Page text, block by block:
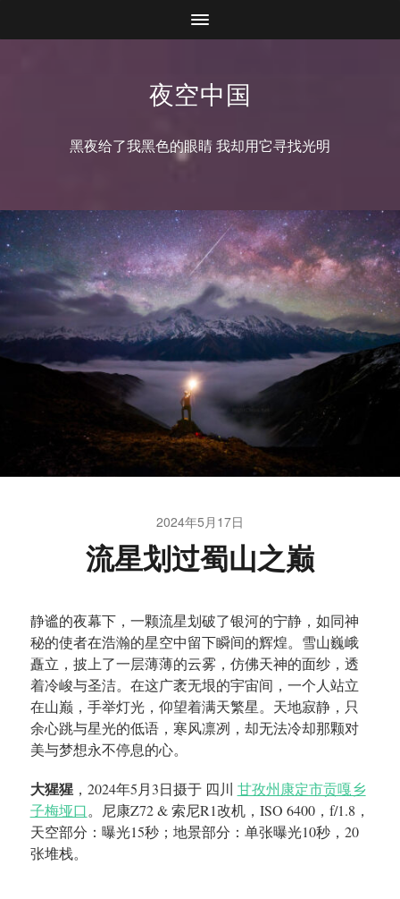
夜空中国
黑夜给了我黑色的眼睛 我却用它寻找光明
2024年5月17日
流星划过蜀山之巅
静谧的夜幕下，一颗流星划破了银河的宁静，如同神
秘的使者在浩瀚的星空中留下瞬间的辉煌。雪山巍峨
矗立，披上了一层薄薄的云雾，仿佛天神的面纱，透
着冷峻与圣洁。在这广袤无垠的宇宙间，一个人站立
在山巅，手举灯光，仰望着满天繁星。天地寂静，只
余心跳与星光的低语，寒风凛冽，却无法冷却那颗对
美与梦想永不停息的心。
大猩猩，2024年5月3日摄于 四川 甘孜州康定市贡嘎乡
子梅垭口。尼康Z72 & 索尼R1改机，ISO 6400，f/1.8，
天空部分：曝光15秒；地景部分：单张曝光10秒，20
张堆栈。